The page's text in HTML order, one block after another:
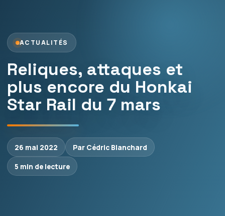
ACTUALITÉS
Reliques, attaques et
plus encore du Honkai
Star Rail du 7 mars
26 mai 2022
Par Cédric Blanchard
5 min de lecture